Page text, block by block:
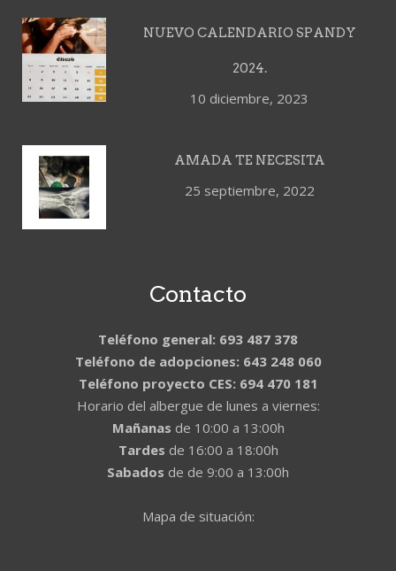
NUEVO CALENDARIO SPANDY
2024.
10 diciembre, 2023
AMADA TE NECESITA
25 septiembre, 2022
Contacto
Teléfono general: 693 487 378
Teléfono de adopciones: 643 248 060
Teléfono proyecto CES: 694 470 181
Horario del albergue de lunes a viernes:
Mañanas de 10:00 a 13:00h
Tardes de 16:00 a 18:00h
Sabados de de 9:00 a 13:00h
Mapa de situación: